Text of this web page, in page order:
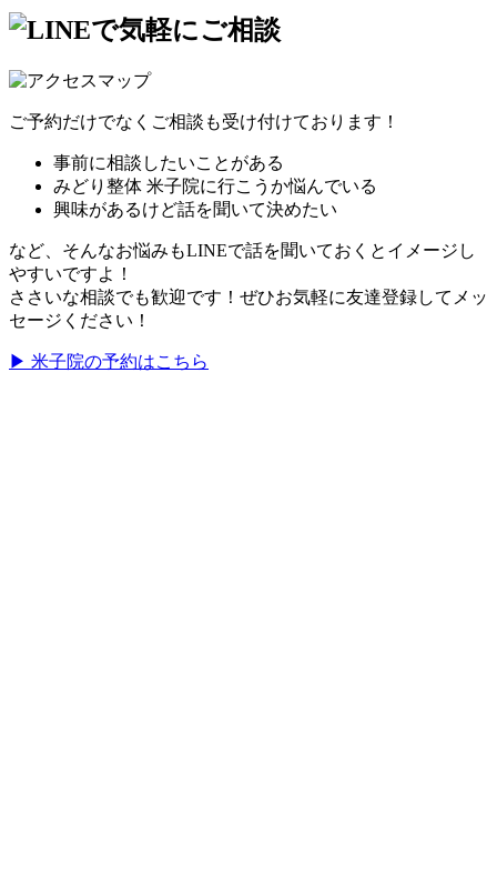
ご予約だけでなくご相談も受け付けております！
事前に相談したいことがある
みどり整体 米子院に行こうか悩んでいる
興味があるけど話を聞いて決めたい
など、そんなお悩みもLINEで話を聞いておくとイメージし
やすいですよ！
ささいな相談でも歓迎です！ぜひお気軽に友達登録してメッ
セージください！
▶ 米子院の予約はこちら